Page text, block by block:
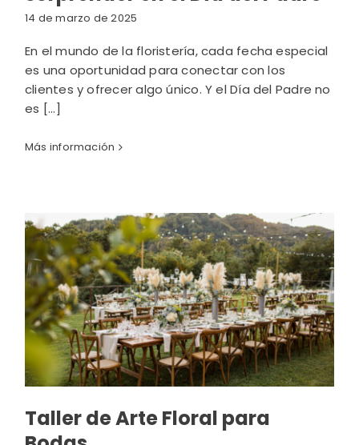
14 de marzo de 2025
En el mundo de la floristería, cada fecha especial
es una oportunidad para conectar con los
clientes y ofrecer algo único. Y el Día del Padre no
es [...]
Más información
Taller de Arte Floral para